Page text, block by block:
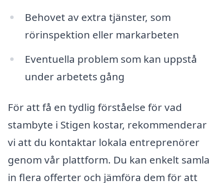
Behovet av extra tjänster, som
rörinspektion eller markarbeten
Eventuella problem som kan uppstå
under arbetets gång
För att få en tydlig förståelse för vad
stambyte i Stigen kostar, rekommenderar
vi att du kontaktar lokala entreprenörer
genom vår plattform. Du kan enkelt samla
in flera offerter och jämföra dem för att